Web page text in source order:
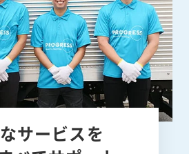
サービスを